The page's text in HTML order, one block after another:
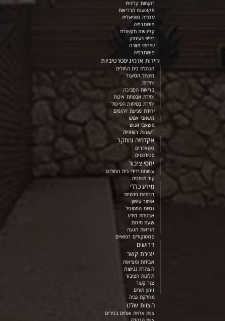
רוקחות קלינית
מקצועות הבריאות
עבודה סוציאלית
פיזיותרפיה
קלינאות תקשורת
ריפוי בעיסוק
שירותי תזונה
פיזיותרפיה
יחידות אדמיניסטרטיביות
הנהלת בית החולים
מינהל הסיעוד
יחידות
בריאות הסביבה
יחידת אבטחת איכות
יחידת בטיחות הטיפול
יחידת מניעת זיהומים
משאבי אנוש
משאבי אנוש
רשומות רפואיות
אקדמיה ומחקר
סטאז'רים
סטודנטים
יחסי ציבור
עמותת ידידי בית החולים
קיר תומכים
מידע כללי
מדיניות פרטיות
איסור עישון
זכויות המטופל
אבטחת מידע
שעת חירום
הוראות הגעה
פרוטוקולים רפואיים
דרושים
יצירת קשר
אבידות ומציאות
הצהרת נגישות
תלונות הציבור
צור קשר
זימון תורים
מחלקת גביה
הצוות שלנו
צוות אחיות ואחים בכירים